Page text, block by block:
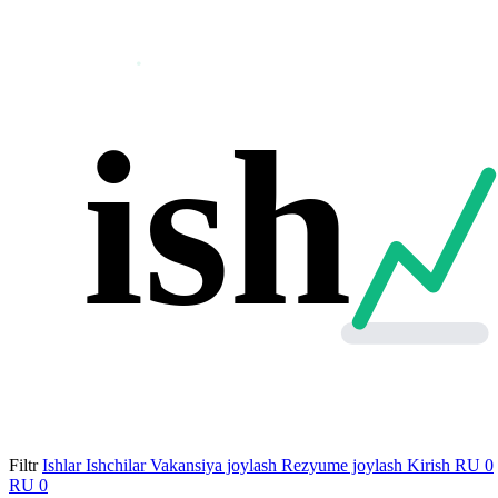
ish
Filtr Ishlar Ishchilar Vakansiya joylash Rezyume joylash Kirish RU 0
RU 0